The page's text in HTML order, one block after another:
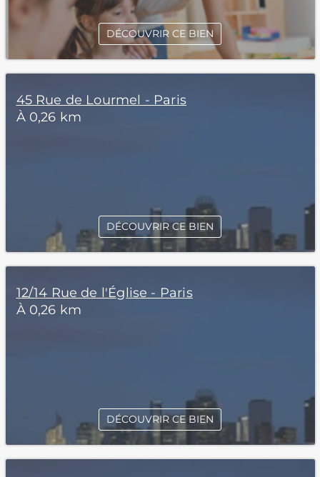
DÉCOUVRIR CE BIEN
45 Rue de Lourmel - Paris
À 0,26 km
DÉCOUVRIR CE BIEN
12/14 Rue de l'Église - Paris
À 0,26 km
DÉCOUVRIR CE BIEN